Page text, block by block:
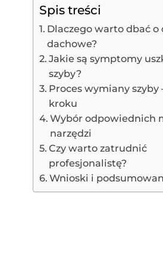
Spis treści
Dlaczego warto dbać o
dachowe?
Jakie są symptomy
szyby?
Proces wymiany szyby
kroku
Wybór odpowiednich
narzędzi
Czy warto zatrudnić
profesjonalistę?
Wnioski i